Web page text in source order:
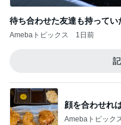
待ち合わせた友達も持ってい
Amebaトピックス 1日前
顔を合わせれ
Amebaトピック